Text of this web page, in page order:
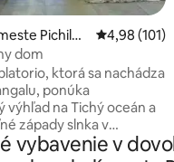
Pichile
Priemerné
4,98 (101)
dom
ktorá sa nachádza
ponúka
výhľad na Tichý oceán a
západy slnka v
prostredí. Hostia
vybavenie v